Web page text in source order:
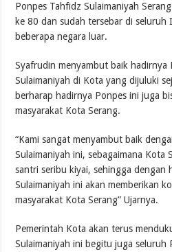
Ponpes Tahfidz Sulaimaniyah
ke 80 dan sudah tersebar di seluruh
beberapa negara luar.
Syafrudin menyambut baik hadirnya
Sulaimaniyah di Kota yang dijuluki
berharap hadirnya Ponpes ini juga
masyarakat Kota Serang.
“Kami sangat menyambut baik
Sulaimaniyah ini, sebagaimana Kota
santri seribu kiyai, sehingga dengan
Sulaimaniyah ini akan memberikan
masyarakat Kota Serang” Ujarnya.
Pemerintah Kota akan terus
Sulaimaniyah ini begitu juga seluruh